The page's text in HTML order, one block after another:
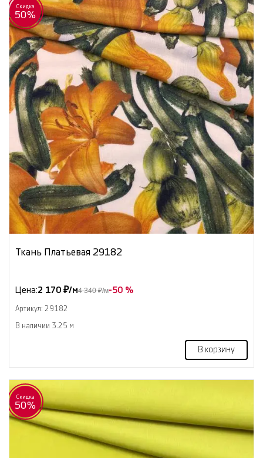
Скидка
50%
Ткань Платьевая 29182
Цена:2 170 ₽/м4 340 ₽/м-50 %
Артикул: 29182
В наличии 3.25 м
В корзину
Скидка
50%